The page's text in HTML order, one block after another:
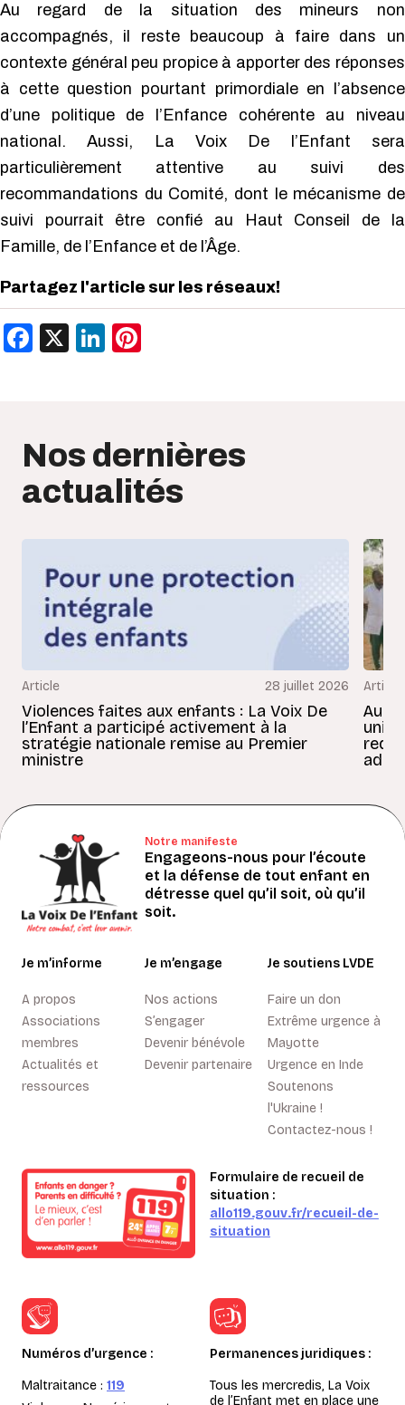
Au regard de la situation des mineurs non
accompagnés, il reste beaucoup à faire dans un
contexte général peu propice à apporter des réponses
à cette question pourtant primordiale en l’absence
d’une politique de l’Enfance cohérente au niveau
national. Aussi, La Voix De l’Enfant sera
particulièrement attentive au suivi des
recommandations du Comité, dont le mécanisme de
suivi pourrait être confié au Haut Conseil de la
Famille, de l’Enfance et de l’Âge.
Partagez l'article sur les réseaux!
Facebook
X LinkedIn
Nos dernières
actualités
Article 28 juillet 2026
Violences faites aux enfants : La Voix De
l’Enfant a participé activement à la
stratégie nationale remise au Premier
ministre
Article
Au
Notre manifeste
Engageons-nous pour l’écoute
et la défense de tout enfant en
détresse quel qu’il soit, où qu’il
soit.
Je m’informe
A propos
Associations
membres
Actualités et
ressources
Je m’engage
Nos actions
S’engager
Devenir bénévole
Devenir partenaire
Je soutiens LVDE
Faire un don
Extrême urgence à
Mayotte
Urgence en Inde
Soutenons
l'Ukraine !
Contactez-nous !
Formulaire de recueil de
situation :
allo119.gouv.fr/recueil-de-
situation
Numéros d’urgence :
Maltraitance : 119
Permanences juridiques :
Tous les mercredis, La Voix
de l’Enfant met en place une